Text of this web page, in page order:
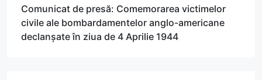
Comunicat de presă: Comemorarea victimelor
civile ale bombardamentelor anglo-americane
declanșate în ziua de 4 Aprilie 1944